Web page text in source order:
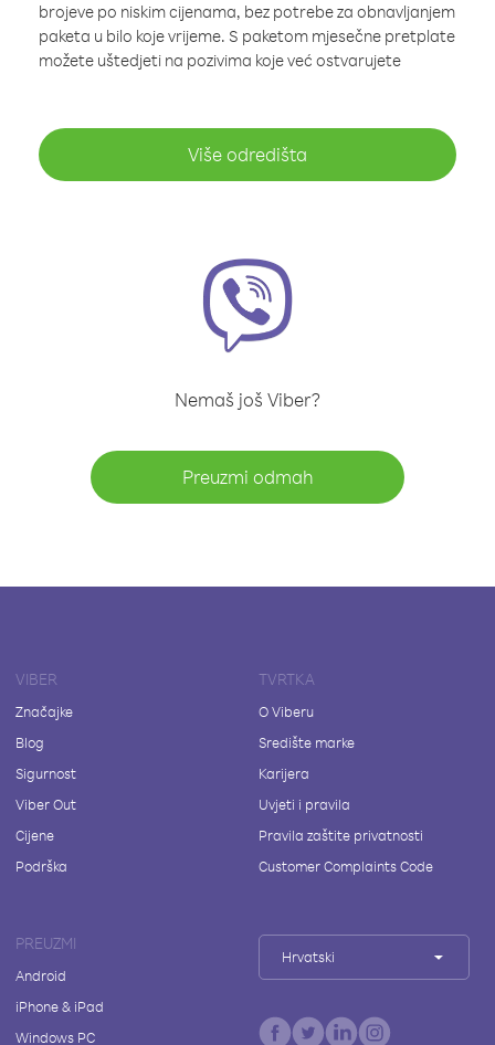
brojeve po niskim cijenama, bez potrebe za obnavljanjem
paketa u bilo koje vrijeme. S paketom mjesečne pretplate
možete uštedjeti na pozivima koje već ostvarujete
Više odredišta
Nemaš još Viber?
Preuzmi odmah
VIBER
Značajke
Blog
Sigurnost
Viber Out
Cijene
Podrška
TVRTKA
O Viberu
Središte marke
Karijera
Uvjeti i pravila
Pravila zaštite privatnosti
Customer Complaints Code
PREUZMI
Android
iPhone & iPad
Windows PC
Hrvatski